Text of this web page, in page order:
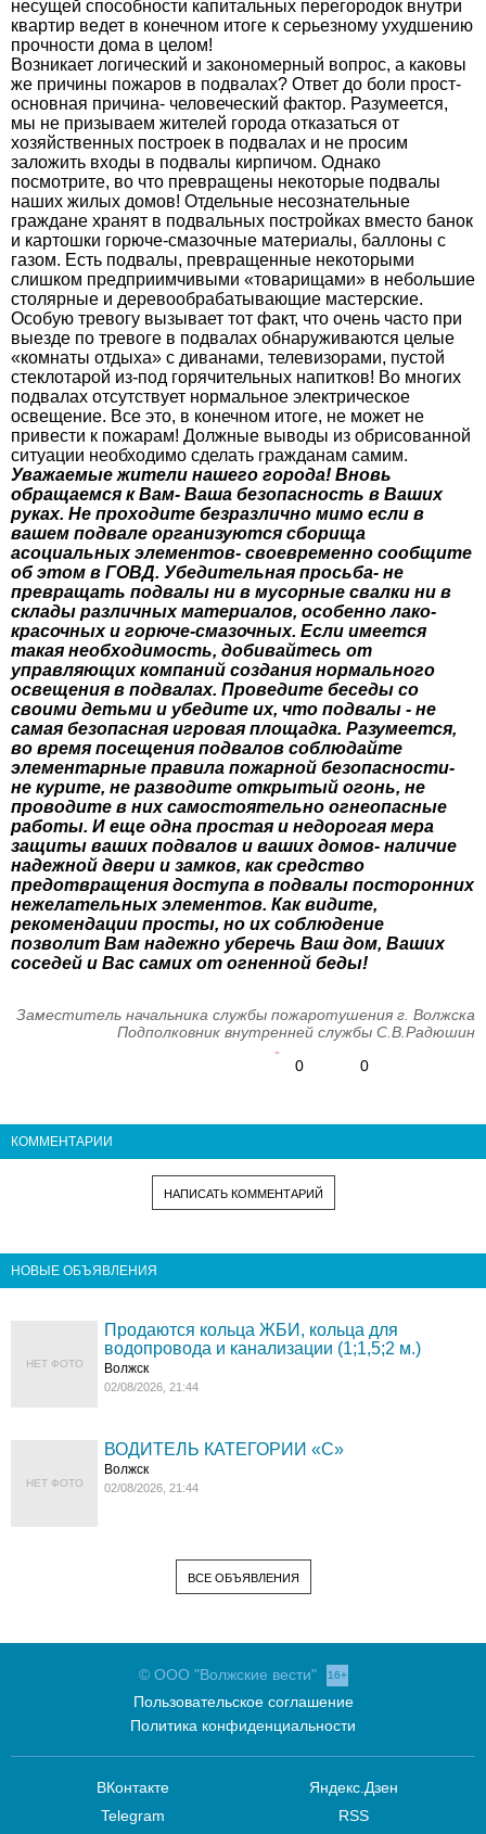
несущей способности капитальных перегородок внутри
квартир ведет в конечном итоге к серьезному ухудшению
прочности дома в целом!
Возникает логический и закономерный вопрос, а каковы
же причины пожаров в подвалах? Ответ до боли прост-
основная причина- человеческий фактор. Разумеется,
мы не призываем жителей города отказаться от
хозяйственных построек в подвалах и не просим
заложить входы в подвалы кирпичом. Однако
посмотрите, во что превращены некоторые подвалы
наших жилых домов! Отдельные несознательные
граждане хранят в подвальных постройках вместо банок
и картошки горюче-смазочные материалы, баллоны с
газом. Есть подвалы, превращенные некоторыми
слишком предприимчивыми «товарищами» в небольшие
столярные и деревообрабатывающие мастерские.
Особую тревогу вызывает тот факт, что очень часто при
выезде по тревоге в подвалах обнаруживаются целые
«комнаты отдыха» с диванами, телевизорами, пустой
стеклотарой из-под горячительных напитков! Во многих
подвалах отсутствует нормальное электрическое
освещение. Все это, в конечном итоге, не может не
привести к пожарам! Должные выводы из обрисованной
ситуации необходимо сделать гражданам самим.
Уважаемые жители нашего города! Вновь
обращаемся к Вам- Ваша безопасность в Ваших
руках. Не проходите безразлично мимо если в
вашем подвале организуются сборища
асоциальных элементов- своевременно сообщите
об этом в ГОВД. Убедительная просьба- не
превращать подвалы ни в мусорные свалки ни в
склады различных материалов, особенно лако-
красочных и горюче-смазочных. Если имеется
такая необходимость, добивайтесь от
управляющих компаний создания нормального
освещения в подвалах. Проведите беседы со
своими детьми и убедите их, что подвалы - не
самая безопасная игровая площадка. Разумеется,
во время посещения подвалов соблюдайте
элементарные правила пожарной безопасности-
не курите, не разводите открытый огонь, не
проводите в них самостоятельно огнеопасные
работы. И еще одна простая и недорогая мера
защиты ваших подвалов и ваших домов- наличие
надежной двери и замков, как средство
предотвращения доступа в подвалы посторонних
нежелательных элементов. Как видите,
рекомендации просты, но их соблюдение
позволит Вам надежно уберечь Ваш дом, Ваших
соседей и Вас самих от огненной беды!
Заместитель начальника службы пожаротушения г. Волжска
Подполковник внутренней службы С.В.Радюшин
0
0
КОММЕНТАРИИ
НАПИСАТЬ КОММЕНТАРИЙ
НОВЫЕ ОБЪЯВЛЕНИЯ
НЕТ ФОТО
Продаются кольца ЖБИ, кольца для
водопровода и канализации (1;1,5;2 м.)
Волжск
02/08/2026, 21:44
НЕТ ФОТО
ВОДИТЕЛЬ КАТЕГОРИИ «C»
Волжск
02/08/2026, 21:44
ВСЕ ОБЪЯВЛЕНИЯ
© ООО "Волжские вести" 16+
Пользовательское соглашение
Политика конфиденциальности
ВКонтакте
Telegram
Яндекс.Дзен
RSS